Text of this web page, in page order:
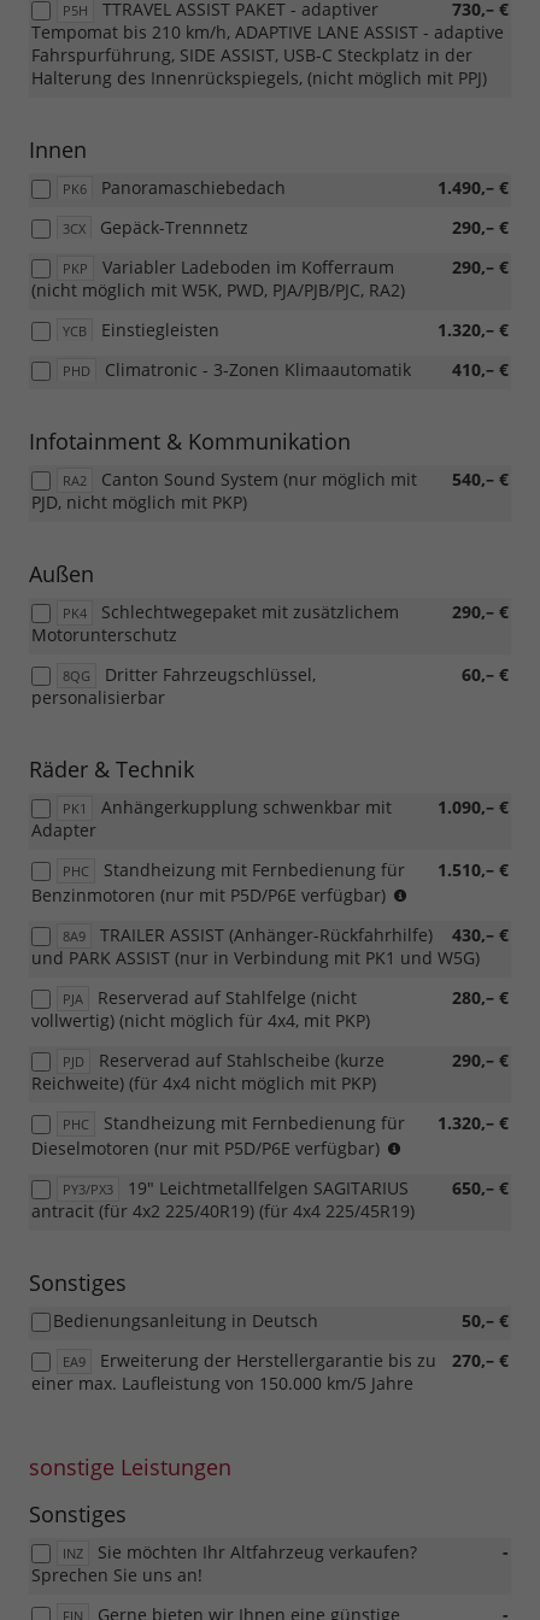
P5H 730,– €
TTRAVEL ASSIST PAKET - adaptiver
Tempomat bis 210 km/h, ADAPTIVE LANE ASSIST - adaptive
Fahrspurführung, SIDE ASSIST, USB-C Steckplatz in der
Halterung des Innenrückspiegels, (nicht möglich mit PPJ)
Innen
PK6 1.490,– €
Panoramaschiebedach
3CX 290,– €
Gepäck-Trennnetz
PKP 290,– €
Variabler Ladeboden im Kofferraum
(nicht möglich mit W5K, PWD, PJA/PJB/PJC, RA2)
YCB 1.320,– €
Einstiegleisten
PHD 410,– €
Climatronic - 3-Zonen Klimaautomatik
Infotainment & Kommunikation
RA2 540,– €
Canton Sound System (nur möglich mit
PJD, nicht möglich mit PKP)
Außen
PK4 290,– €
Schlechtwegepaket mit zusätzlichem
Motorunterschutz
8QG 60,– €
Dritter Fahrzeugschlüssel,
personalisierbar
Räder & Technik
PK1 1.090,– €
Anhängerkupplung schwenkbar mit
Adapter
PHC 1.510,– €
Standheizung mit Fernbedienung für
Benzinmotoren (nur mit P5D/P6E verfügbar)
8A9 430,– €
TRAILER ASSIST (Anhänger-Rückfahrhilfe)
und PARK ASSIST (nur in Verbindung mit PK1 und W5G)
PJA 280,– €
Reserverad auf Stahlfelge (nicht
vollwertig) (nicht möglich für 4x4, mit PKP)
PJD 290,– €
Reserverad auf Stahlscheibe (kurze
Reichweite) (für 4x4 nicht möglich mit PKP)
PHC 1.320,– €
Standheizung mit Fernbedienung für
Dieselmotoren (nur mit P5D/P6E verfügbar)
PY3/PX3 650,– €
19" Leichtmetallfelgen SAGITARIUS
antracit (für 4x2 225/40R19) (für 4x4 225/45R19)
Sonstiges
50,– €
Bedienungsanleitung in Deutsch
EA9 270,– €
Erweiterung der Herstellergarantie bis zu
einer max. Laufleistung von 150.000 km/5 Jahre
sonstige Leistungen
Sonstiges
INZ -
Sie möchten Ihr Altfahrzeug verkaufen?
Sprechen Sie uns an!
FIN -
Gerne bieten wir Ihnen eine günstige